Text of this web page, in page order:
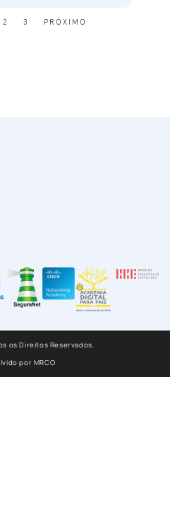
2 3 PRÓXIMO
os Direitos Reservados.
por MRCO